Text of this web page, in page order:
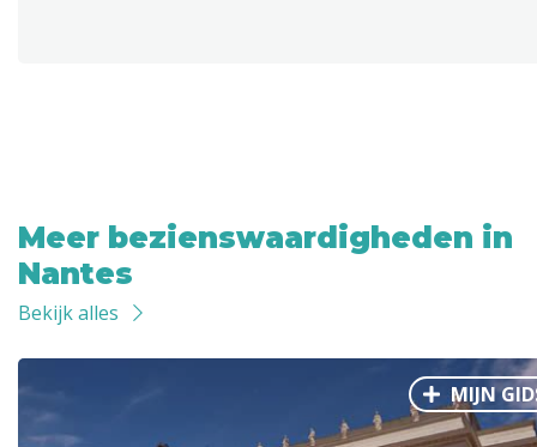
Meer bezienswaardigheden in
Nantes
Bekijk alles
MIJN